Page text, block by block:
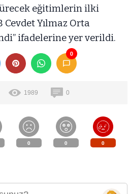
eğitimlerin ilki
Yılmaz Orta
ifadelerine yer verildi.
0
1989 0
0 0 0